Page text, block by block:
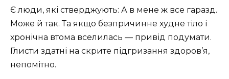
Є люди, які стверджують: А в мене ж все гаразд.
Може й так. Та якщо безпричинне худне тіло і
хронічна втома вселилась — привід подумати.
Глисти здатні на скрите підгризання здоров’я,
непомітно.